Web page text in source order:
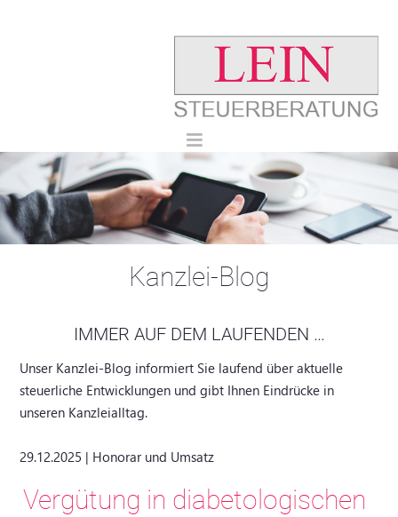
Kanzlei-Blog
IMMER AUF DEM LAUFENDEN …
Unser Kanzlei-Blog informiert Sie laufend über aktuelle
steuerliche Entwicklungen und gibt Ihnen Eindrücke in
unseren Kanzleialltag.
29.12.2025 | Honorar und Umsatz
Vergütung in diabetologischen